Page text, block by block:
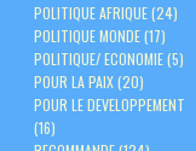
POLITIQUE AFRIQUE(24)
POLITIQUE MONDE(17)
POLITIQUE/ ECONOMIE(5)
POUR LA PAIX(20)
POUR LE DEVELOPPEMENT
(16)